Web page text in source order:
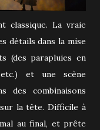
classique. La vraie
détails dans la mise
(des parapluies en
et une scène
des combinaisons
la tête. Difficile à
au final, et prête